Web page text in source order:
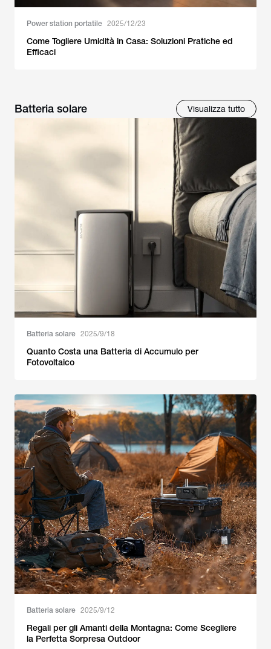
Power station portatile 2025/12/23
Come Togliere Umidità in Casa: Soluzioni Pratiche ed
Efficaci
Batteria solare Visualizza tutto
Batteria solare 2025/9/18
Quanto Costa una Batteria di Accumulo per
Fotovoltaico
Batteria solare 2025/9/12
Regali per gli Amanti della Montagna: Come Scegliere
la Perfetta Sorpresa Outdoor